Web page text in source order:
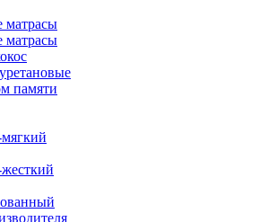
матрасы
матрасы
памяти